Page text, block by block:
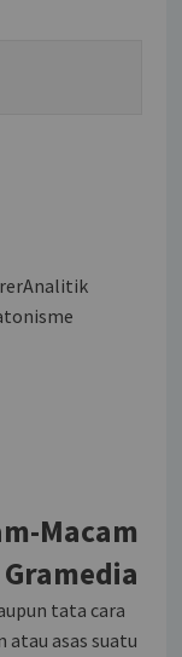
Macam
tata cara
atau asas suatu